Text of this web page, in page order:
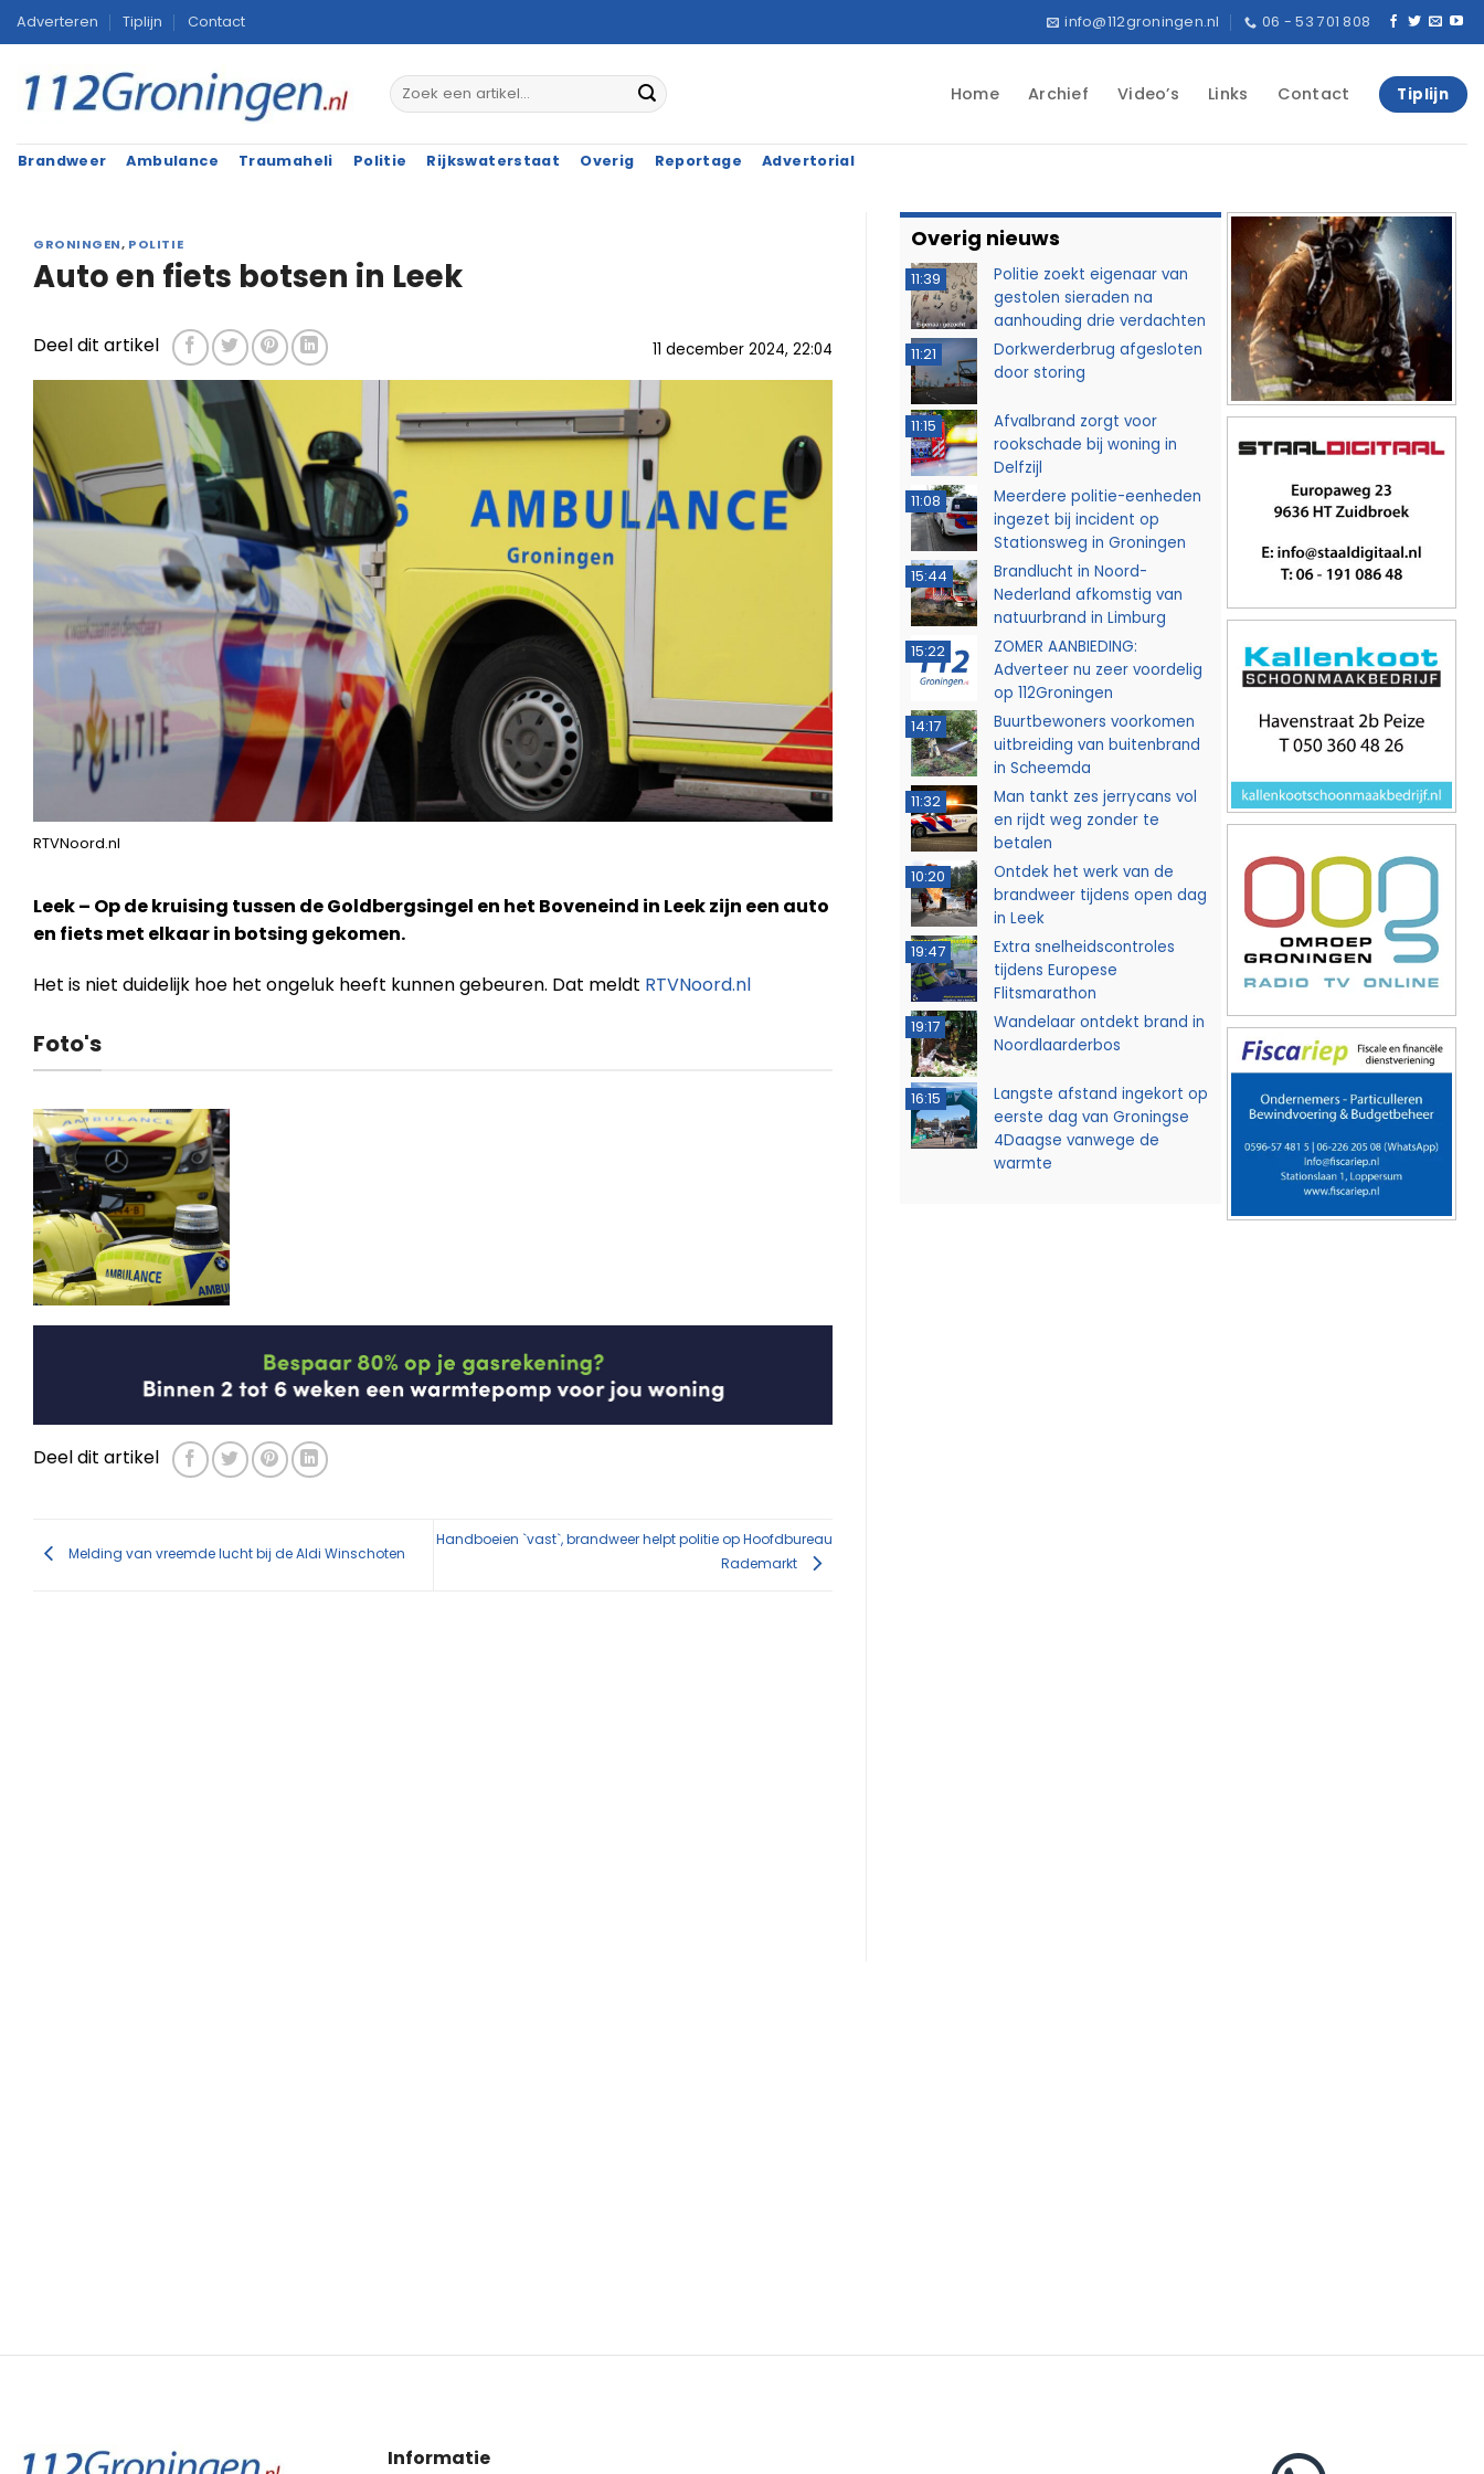
Ga
naar
inhoud
Adverteren Tiplijn Contact info@112groningen.nl 06 - 53 701 808
Home Archief Video’s Links Contact Tiplijn
Brandweer Ambulance Traumaheli Politie Rijkswaterstaat Overig Reportage Advertorial
GRONINGEN, POLITIE
Auto en fiets botsen in Leek
11 december 2024, 22:04
Deel dit artikel
RTVNoord.nl
Leek – Op de kruising tussen de Goldbergsingel en het Boveneind in Leek zijn een auto
en fiets met elkaar in botsing gekomen.
Het is niet duidelijk hoe het ongeluk heeft kunnen gebeuren. Dat meldt RTVNoord.nl
Foto's
Deel dit artikel
Melding van vreemde lucht bij de Aldi Winschoten
Handboeien `vast`, brandweer helpt politie op Hoofdbureau
Rademarkt
Overig nieuws
11:39
Politie zoekt eigenaar van
gestolen sieraden na
aanhouding drie verdachten
11:21
Dorkwerderbrug afgesloten
door storing
11:15
Afvalbrand zorgt voor
rookschade bij woning in
Delfzijl
11:08
Meerdere politie-eenheden
ingezet bij incident op
Stationsweg in Groningen
15:44
Brandlucht in Noord-
Nederland afkomstig van
natuurbrand in Limburg
15:22
ZOMER AANBIEDING:
Adverteer nu zeer voordelig
op 112Groningen
14:17
Buurtbewoners voorkomen
uitbreiding van buitenbrand
in Scheemda
11:32
Man tankt zes jerrycans vol
en rijdt weg zonder te
betalen
10:20
Ontdek het werk van de
brandweer tijdens open dag
in Leek
19:47
Extra snelheidscontroles
tijdens Europese
Flitsmarathon
19:17
Wandelaar ontdekt brand in
Noordlaarderbos
16:15
Langste afstand ingekort op
eerste dag van Groningse
4Daagse vanwege de
warmte
Informatie